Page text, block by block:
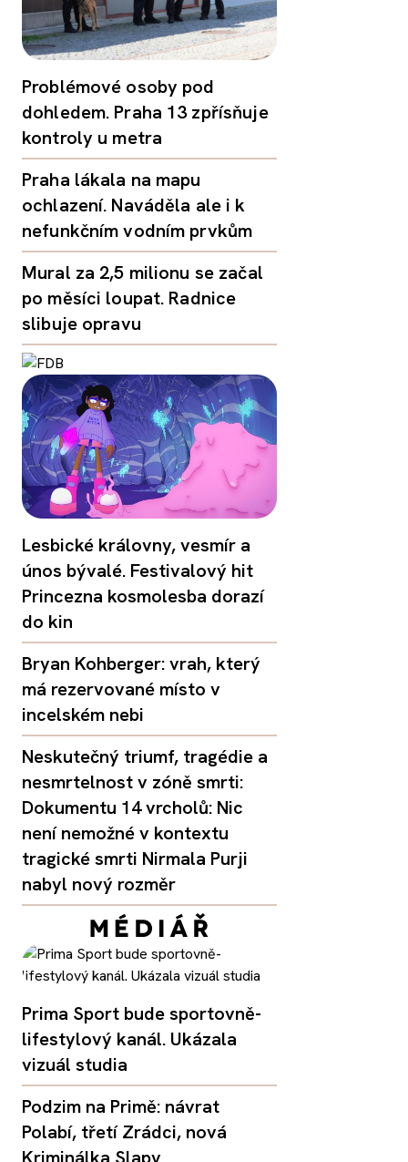
Problémové osoby pod
dohledem. Praha 13 zpřísňuje
kontroly u metra
Praha lákala na mapu
ochlazení. Naváděla ale i k
nefunkčním vodním prvkům
Mural za 2,5 milionu se začal
po měsíci loupat. Radnice
slibuje opravu
Lesbické královny, vesmír a
únos bývalé. Festivalový hit
Princezna kosmolesba dorazí
do kin
Bryan Kohberger: vrah, který
má rezervované místo v
incelském nebi
Neskutečný triumf, tragédie a
nesmrtelnost v zóně smrti:
Dokumentu 14 vrcholů: Nic
není nemožné v kontextu
tragické smrti Nirmala Purji
nabyl nový rozměr
Prima Sport bude sportovně-
lifestylový kanál. Ukázala
vizuál studia
Podzim na Primě: návrat
Polabí, třetí Zrádci, nová
Kriminálka Slapy